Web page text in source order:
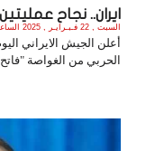
ايران.. نجاح
السبت , 22 فـبـرايـر , 2025 الساعة 6:23:53 PM
أعلن الجيش الايراني
الحربي من الغواصة